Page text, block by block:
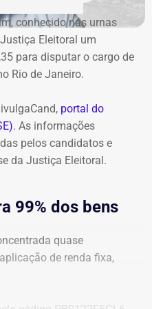
fixado em R$
2,55 bilhões. O MP ainda
e R$ 11,9 milhões por
conhecido nas urnas
Eleitoral um
para disputar o cargo de
Rio de Janeiro.
portal do
. As informações
pelos candidatos e
da Justiça Eleitoral.
99% dos bens
quase
de renda fixa,